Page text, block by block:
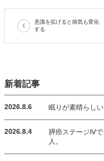
意識を拡げると病気も変化
する
新着記事
2026.8.6 眠りが素晴らしい
2026.8.4
膵癌ステージⅣで
人。